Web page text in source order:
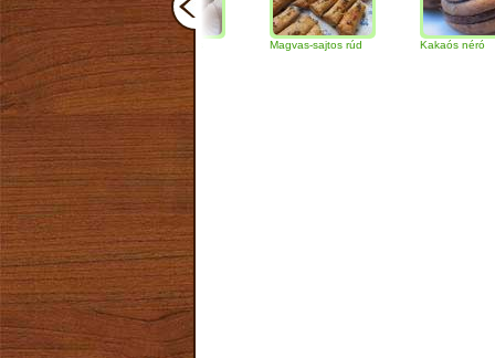
Csokoládés-diós
szendvics
Magvas-sajtos rúd Kakaós néró